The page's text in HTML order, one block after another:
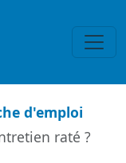
d'emploi
raté ?